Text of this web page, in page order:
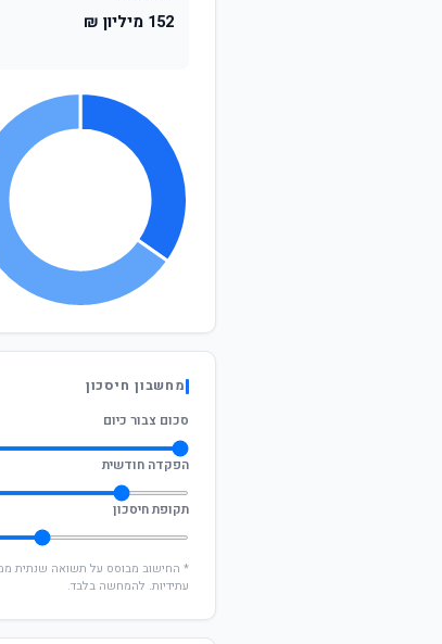
152 מיליון ₪
מחשבון חיסכון
סכום צבור כיום
הפקדה חודשית
תקופת חיסכון
עתידיות. להמחשה בלבד.